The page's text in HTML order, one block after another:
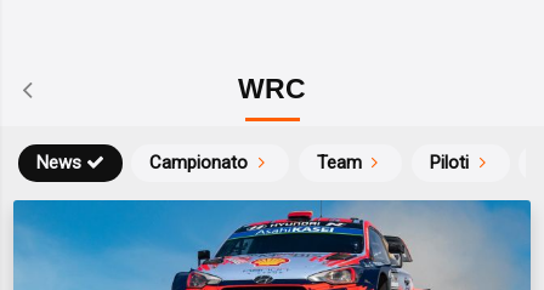
WRC
News Campionato Team Piloti